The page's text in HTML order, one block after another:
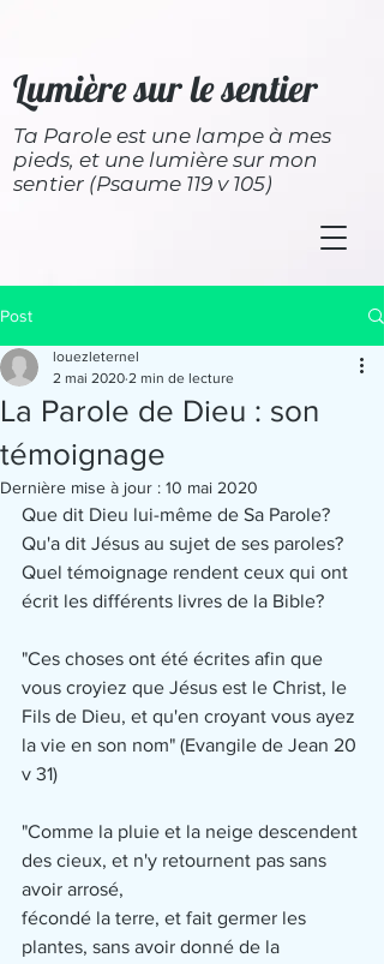
Lumière sur le sentier
Ta Parole est une lampe à mes
pieds, et une lumière sur mon
sentier (Psaume 119 v 105)
Post
La Parole de Dieu : son
témoignage
louezleternel
2 mai 2020 2 min de lecture
Dernière mise à jour : 10 mai 2020
Que dit Dieu lui-même de Sa Parole?
Qu'a dit Jésus au sujet de ses paroles?
Quel témoignage rendent ceux qui ont
écrit les différents livres de la Bible?
"Ces choses ont été écrites afin que
vous croyiez que Jésus est le Christ, le
Fils de Dieu, et qu'en croyant vous ayez
la vie en son nom" (Evangile de Jean 20
v 31)
"Comme la pluie et la neige descendent
des cieux, et n'y retournent pas sans
avoir arrosé,
fécondé la terre, et fait germer les
plantes, sans avoir donné de la